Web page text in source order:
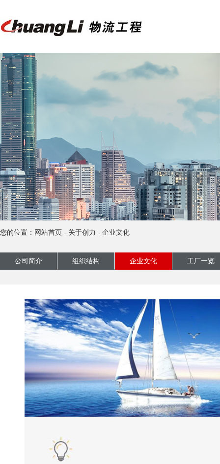
您的位置： 网站首页 - 关于创力 - 企业文化
公司简介 组织结构 企业文化 工厂一览